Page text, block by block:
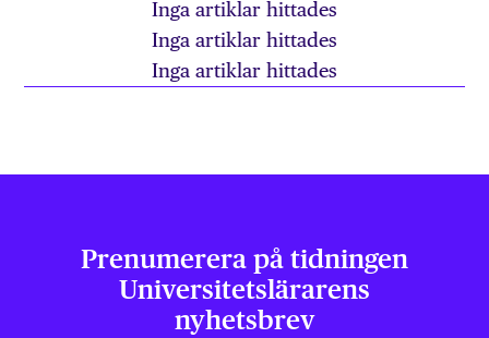
Inga artiklar hittades
Inga artiklar hittades
Inga artiklar hittades
Prenumerera på tidningen
Universitets­lärarens
nyhetsbrev